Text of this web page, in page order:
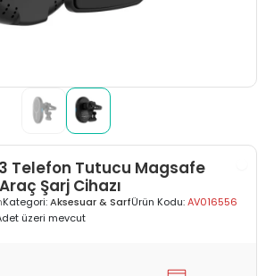
Telefon Tutucu Magsafe
Şarj Cihazı
Kategori:Aksesuar & SarfÜrün Kodu:AV016556
üzeri mevcut